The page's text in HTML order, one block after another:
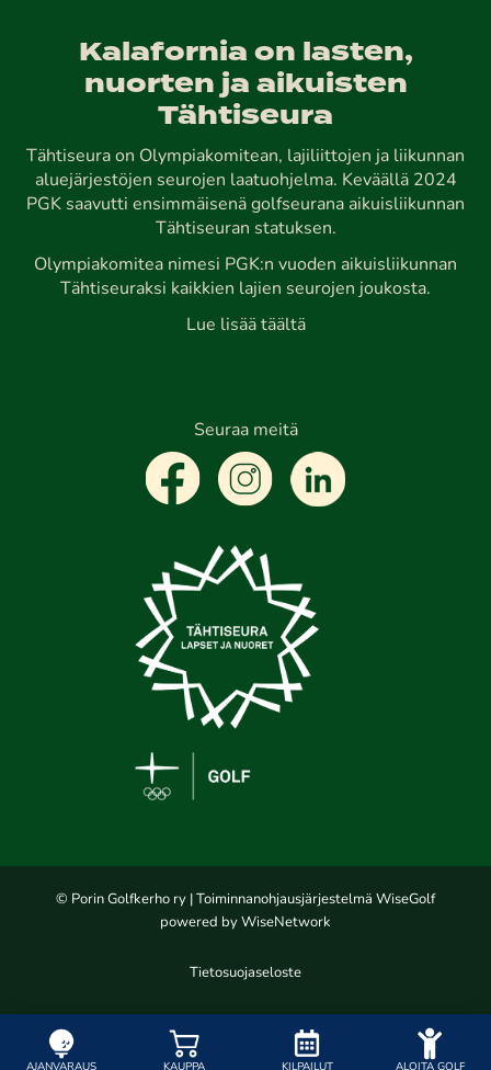
AJANVARAUS KAUPPA KILPAILUT ALOITA GOLF
Kalafornia on lasten,
nuorten ja aikuisten
Tähtiseura
Tähtiseura on Olympiakomitean, lajiliittojen ja liikunnan
aluejärjestöjen seurojen laatuohjelma. Keväällä 2024
PGK saavutti ensimmäisenä golfseurana aikuisliikunnan
Tähtiseuran statuksen.
Olympiakomitea nimesi PGK:n vuoden aikuisliikunnan
Tähtiseuraksi kaikkien lajien seurojen joukosta.
Lue lisää täältä
Seuraa meitä
© Porin Golfkerho ry | Toiminnanohjausjärjestelmä WiseGolf
powered by WiseNetwork
Tietosuojaseloste